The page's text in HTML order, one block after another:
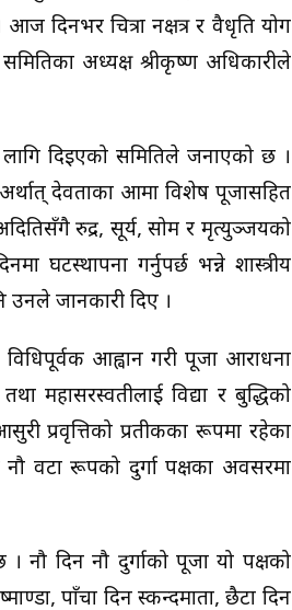
दिनभर चित्रा नक्षत्र र वैधृति योग
समितिका अध्यक्ष श्रीकृष्ण अधिकारीले
दिइएको समितिले जनाएको छ ।
अर्थात् देवताका आमा विशेष पूजासहित
रुद्र, सूर्य, सोम र मृत्युञ्जयको
घटस्थापना गर्नुपर्छ भन्ने शास्त्रीय
उनले जानकारी दिए ।
विधिपूर्वक आह्वान गरी पूजा आराधना
महासरस्वतीलाई विद्या र बुद्धिको
प्रवृत्तिको प्रतीकका रूपमा रहेका
वटा रूपको दुर्गा पक्षका अवसरमा
नौ दिन नौ दुर्गाको पूजा यो पक्षको
पाँचौँ दिन स्कन्दमाता, छैटौँ दिन